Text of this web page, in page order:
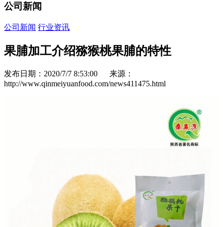
公司新闻
公司新闻 行业资讯
果脯加工介绍猕猴桃果脯的特性
发布日期：2020/7/7 8:53:00 来源：
http://www.qinmeiyuanfood.com/news411475.html